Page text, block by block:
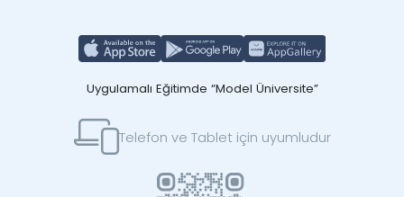
Uygulamalı Eğitimde “Model Üniversite”
Telefon ve Tablet için uyumludur